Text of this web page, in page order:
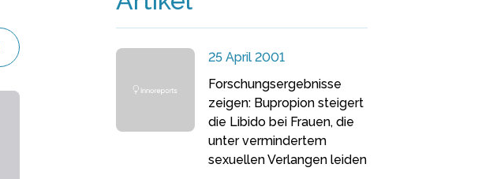
25 April 2001
Forschungsergebnisse
zeigen: Bupropion steigert
die Libido bei Frauen, die
unter vermindertem
sexuellen Verlangen leiden